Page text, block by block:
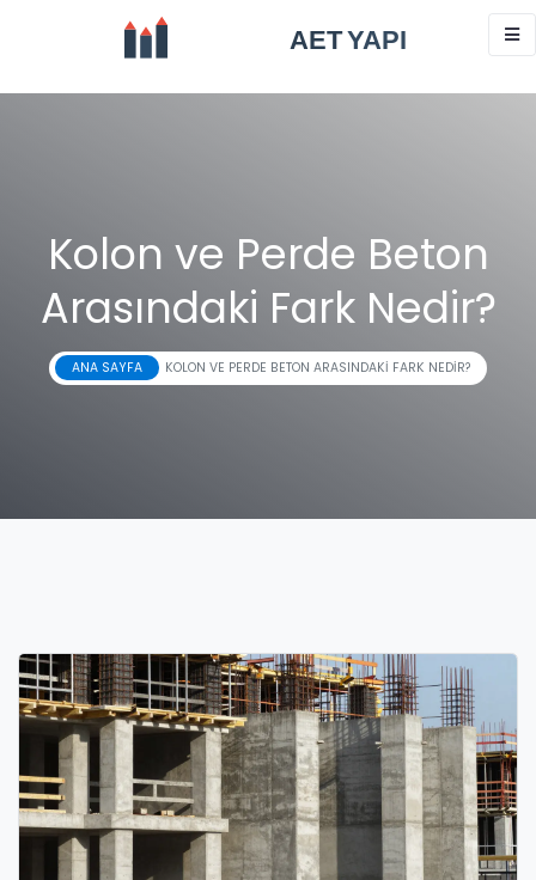
Kolon ve Perde Beton
Arasındaki Fark Nedir?
ANA SAYFA KOLON VE PERDE BETON ARASINDAKI FARK NEDIR?